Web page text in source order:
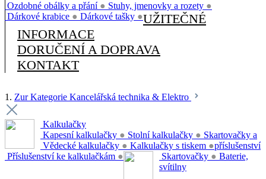
Ozdobné obálky a přání ● Stuhy, jmenovky a rozety ●
Dárkové krabice ● Dárkové tašky ●UŽITEČNÉ
INFORMACE
DORUČENÍ A DOPRAVA
KONTAKT
1. Zur Kategorie Kancelářská technika & Elektro
Kalkulačky
Kapesní kalkulačky ● Stolní kalkulačky ●
Vědecké kalkulačky ● Kalkulačky s tiskem ●
Příslušenství ke kalkulačkám ●
Skartovačky a
příslušenství
Skartovačky ● Baterie,
svítilny